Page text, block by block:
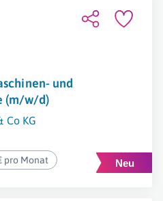
und
(m/w/d)
Co KG
pro Monat